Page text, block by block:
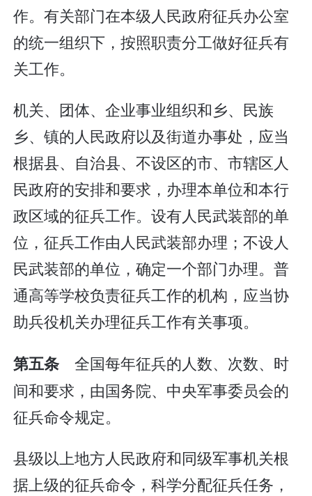
作。有关部门在本级人民政府征兵办公室
的统一组织下，按照职责分工做好征兵有
关工作。
机关、团体、企业事业组织和乡、民族
乡、镇的人民政府以及街道办事处，应当
根据县、自治县、不设区的市、市辖区人
民政府的安排和要求，办理本单位和本行
政区域的征兵工作。设有人民武装部的单
位，征兵工作由人民武装部办理；不设人
民武装部的单位，确定一个部门办理。普
通高等学校负责征兵工作的机构，应当协
助兵役机关办理征兵工作有关事项。
第五条 全国每年征兵的人数、次数、时
间和要求，由国务院、中央军事委员会的
征兵命令规定。
县级以上地方人民政府和同级军事机关根
据上级的征兵命令，科学分配征兵任务，